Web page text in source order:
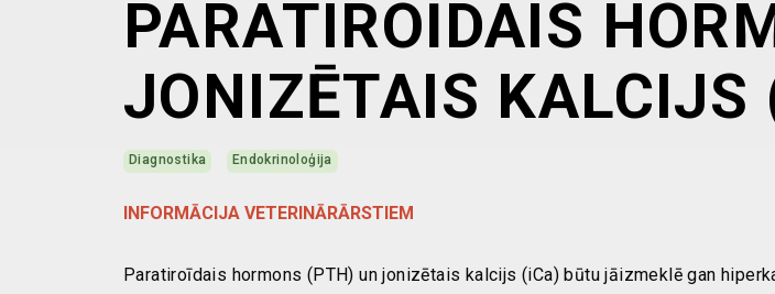
PARATIROĪDAIS
JONIZĒTAIS KALCIJS
Diagnostika Endokrinoloģija
INFORMĀCIJA VETERINĀRĀRSTIEM
Paratiroīdais hormons (PTH) un jonizētais kalcijs (iCa) būtu jāizmeklē gan